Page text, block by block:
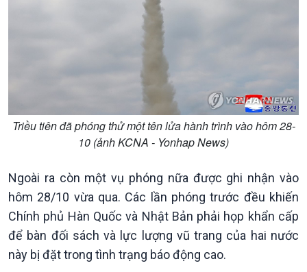
Pháp luật và đời sống
bền
Kinh tế
Tin Kinh tế
Trước giờ mở cửa
Dòng chảy Kinh tế
Sức sống hàng Việt
Khởi nghiệp
Nông nghiệp & Biển đảo
Tin Nông nghiệp & Biển
đảo
Mùa vàng
Biển đảo Việt Nam
Tâm tình biên giới và hải
Triều tiên đã phóng thử một tên lửa hành trình vào hôm 28-
10 (ảnh KCNA - Yonhap News)
Ngoài ra còn một vụ phóng nữa được ghi nhận vào
hôm 28/10 vừa qua. Các lần phóng trước đều khiến
Chính phủ Hàn Quốc và Nhật Bản phải họp khẩn cấp
để bàn đối sách và lực lượng vũ trang của hai nước
này bị đặt trong tình trạng báo động cao.